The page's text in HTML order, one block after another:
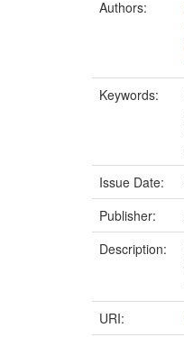
Authors:
Keywords:
Issue Date:
Publisher:
Description:
URI: